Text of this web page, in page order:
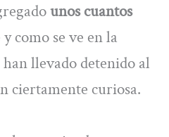
unos cuantos
como se ve en la
han llevado detenido al
ciertamente curiosa.